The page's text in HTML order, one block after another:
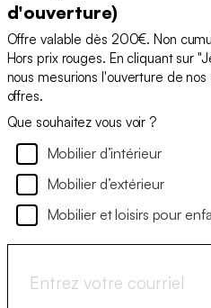
d'ouverture)
Offre valable dès 200€. Non
Hors prix rouges. En cliquant sur
nous mesurions l'ouverture de
offres.
Que souhaitez vous voir ?
Mobilier d’intérieur
Mobilier d’extérieur
Mobilier et loisirs pour